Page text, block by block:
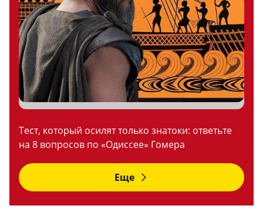
Тест, который осилят только знатоки: ответьте
на 8 вопросов по «Одиссее» Гомера
Еще